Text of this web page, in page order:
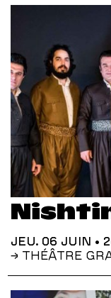
JEU. 06 JUIN •
→ THÉÂTRE